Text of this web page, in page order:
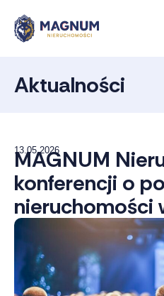
treści
Aktualności
13.05.2026
MAGNUM
konferencji o
nieruchomości